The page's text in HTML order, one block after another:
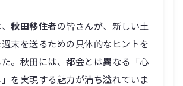
秋田移住者の皆さんが、新しい土
末を送るための具体的なヒントを
。秋田には、都会とは異なる「心
を実現する魅力が満ち溢れていま